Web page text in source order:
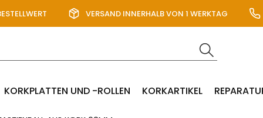
VERSAND INNERHALB VON 1 WERKTAG
KORKPLATTEN UND -ROLLEN KORKARTIKEL